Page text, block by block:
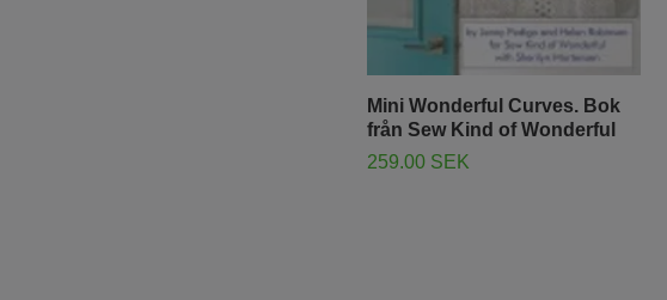
Mini Wonderful Curves. Bok
från Sew Kind of Wonderful
259.00 SEK